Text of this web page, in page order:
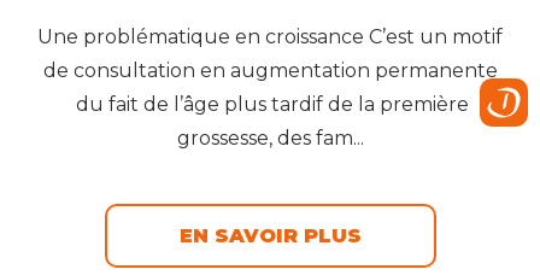
Une problématique en croissance C’est un motif
de consultation en augmentation permanente
du fait de l’âge plus tardif de la première
grossesse, des fam...
EN SAVOIR PLUS